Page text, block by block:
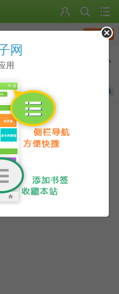
发帖
Tree》10-12级小
收藏
网
用